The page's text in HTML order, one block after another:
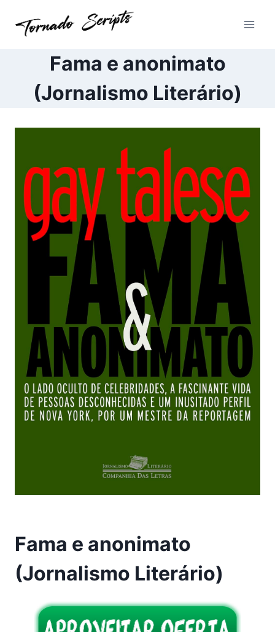
para
Fama e anonimato
(Jornalismo Literário)
Fama e anonimato
(Jornalismo Literário)